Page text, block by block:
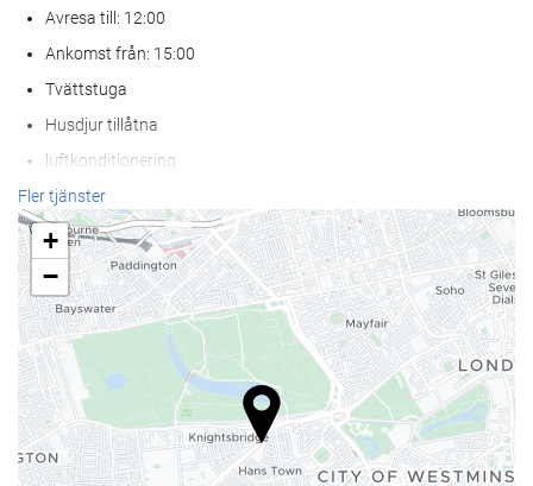
Avresa till: 12:00
Ankomst från: 15:00
Tvättstuga
Husdjur tillåtna
luftkonditionering
Centralvärme
Hiss
Helt rökfritt
Husdjur ej tillåtna
Receptionstjänster
24-timmarsreception
Bagageförvaring
Säkerhetsbox
Fler tjänster
+
−